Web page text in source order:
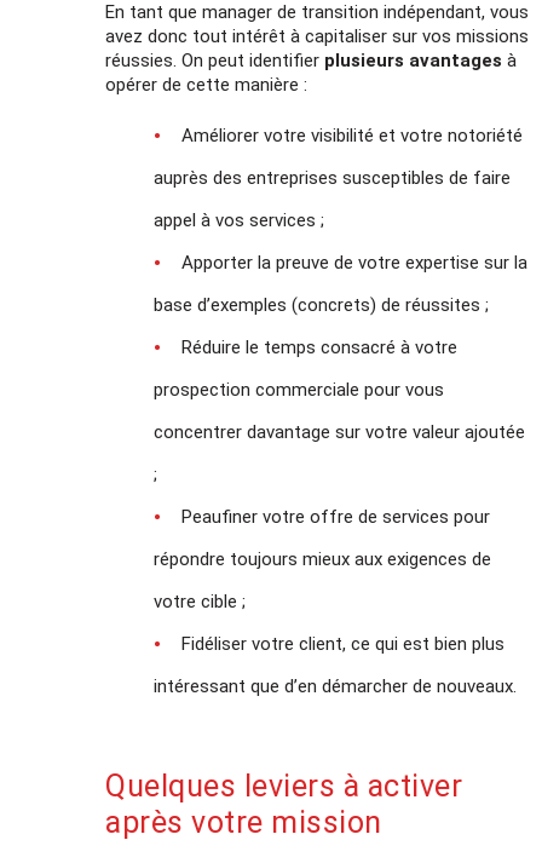
En tant que manager de transition indépendant, vous
avez donc tout intérêt à capitaliser sur vos missions
réussies. On peut identifier plusieurs avantages à
opérer de cette manière :
Améliorer votre visibilité et votre notoriété
auprès des entreprises susceptibles de faire
appel à vos services ;
Apporter la preuve de votre expertise sur la
base d’exemples (concrets) de réussites ;
Réduire le temps consacré à votre
prospection commerciale pour vous
concentrer davantage sur votre valeur ajoutée
;
Peaufiner votre offre de services pour
répondre toujours mieux aux exigences de
votre cible ;
Fidéliser votre client, ce qui est bien plus
intéressant que d’en démarcher de nouveaux.
Quelques leviers à activer
après votre mission